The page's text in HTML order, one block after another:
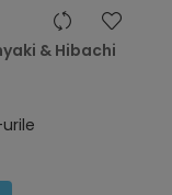
& Hibachi